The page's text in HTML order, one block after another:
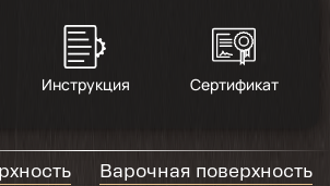
Инструкция Сертификат
Варочная поверхность